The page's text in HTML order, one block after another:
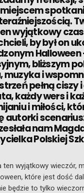
wyjątkowy
by był on
bliższym
muzyka i
pełną ciszy
każdy wers i
i miłości,
autorki
nam
Polskiej
wyjątkowy wieczór,
które jest dość
będzie to tylko